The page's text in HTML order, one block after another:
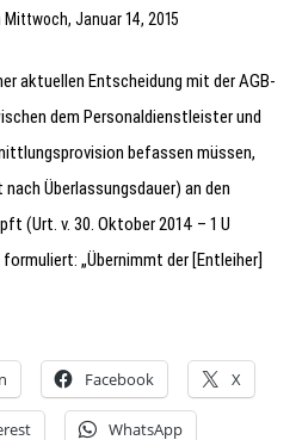
Mittwoch, Januar 14, 2015
aktuellen Entscheidung mit der AGB-
dem Personaldienstleister und
befassen müssen,
Überlassungsdauer) an den
(Urt. v. 30. Oktober 2014 – 1 U
„Übernimmt der [Entleiher]
Facebook X
WhatsApp